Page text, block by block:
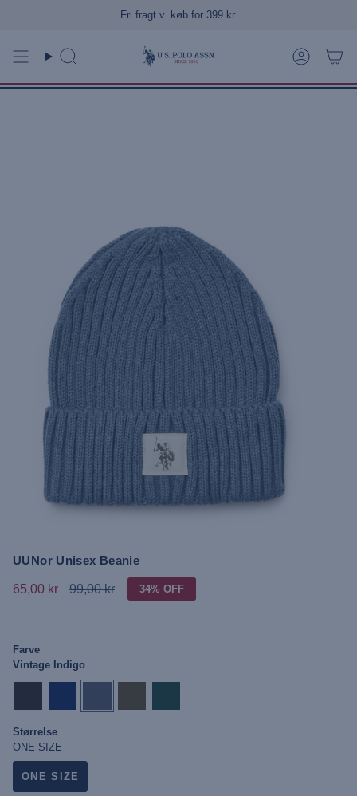
Fri fragt v. køb for 399 kr.
Søg Konto
UUNor Unisex Beanie
65,00 kr 99,00 kr 34% OFF
Farve
Vintage Indigo
Størrelse
ONE SIZE
ONE SIZE